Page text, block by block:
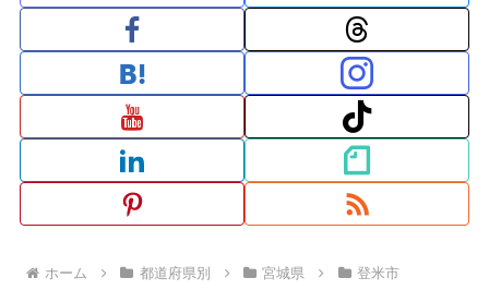
ホーム 都道府県別 宮城県 登米市